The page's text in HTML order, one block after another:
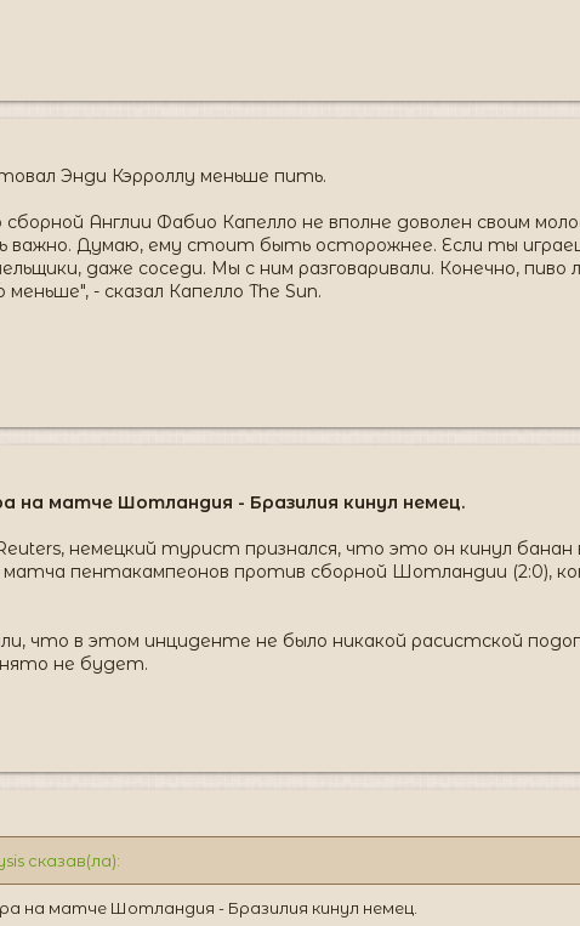
Энди Кэрроллу меньше пить.
сборной Англии Фабио Капелло не вполне доволен своим
важно. Думаю, ему стоит быть осторожнее. Если ты
даже соседи. Мы с ним разговаривали. Конечно,
- сказал Капелло The Sun.
на матче Шотландия - Бразилия кинул немец.
немецкий турист признался, что это он кинул
матча пентакампеонов против сборной Шотландии (2:0),
что в этом инциденте не было никакой расистской
не будет.
сказав(ла):
на матче Шотландия - Бразилия кинул немец.